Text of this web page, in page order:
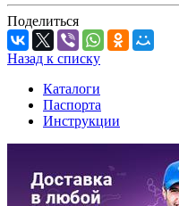
Поделиться
Назад к списку
Каталоги
Паспорта
Инструкции